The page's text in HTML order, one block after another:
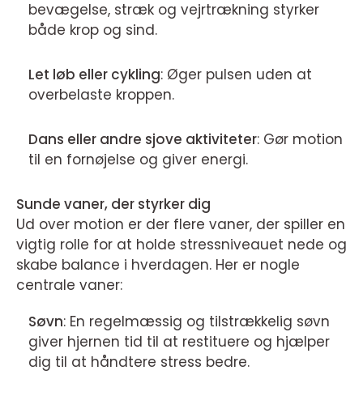
bevægelse, stræk og vejrtrækning styrker
både krop og sind.
Let løb eller cykling: Øger pulsen uden at
overbelaste kroppen.
Dans eller andre sjove aktiviteter: Gør motion
til en fornøjelse og giver energi.
Sunde vaner, der styrker dig
Ud over motion er der flere vaner, der spiller en
vigtig rolle for at holde stressniveauet nede og
skabe balance i hverdagen. Her er nogle
centrale vaner:
Søvn: En regelmæssig og tilstrækkelig søvn
giver hjernen tid til at restituere og hjælper
dig til at håndtere stress bedre.